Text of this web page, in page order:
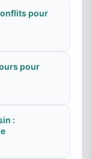
pour
pour
: